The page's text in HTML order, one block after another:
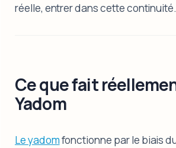
réelle, entrer dans cette continuité.
Ce que fait
Yadom
Le yadomfonctionne par le biais